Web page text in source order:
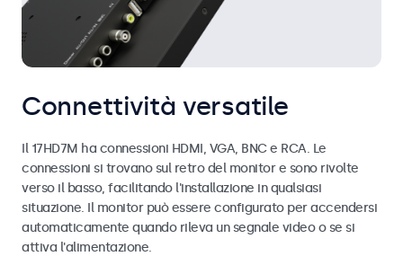
Connettività versatile
Il 17HD7M ha connessioni HDMI, VGA, BNC e RCA. Le
connessioni si trovano sul retro del monitor e sono rivolte
verso il basso, facilitando l'installazione in qualsiasi
situazione. Il monitor può essere configurato per accendersi
automaticamente quando rileva un segnale video o se si
attiva l'alimentazione.